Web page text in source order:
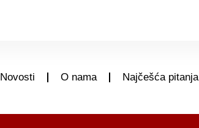
Novosti O nama Najčešća pitanja